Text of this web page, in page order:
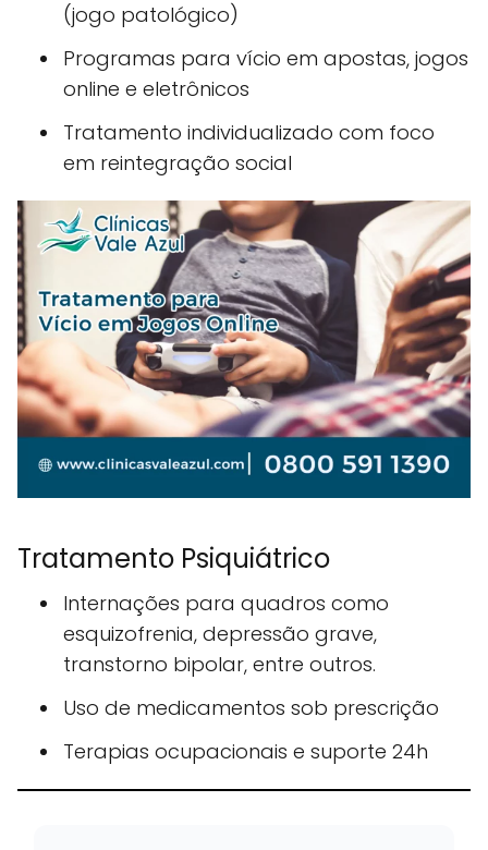
(jogo patológico)
Programas para vício em apostas, jogos
online e eletrônicos
Tratamento individualizado com foco
em reintegração social
Tratamento Psiquiátrico
Internações para quadros como
esquizofrenia, depressão grave,
transtorno bipolar, entre outros.
Uso de medicamentos sob prescrição
Terapias ocupacionais e suporte 24h